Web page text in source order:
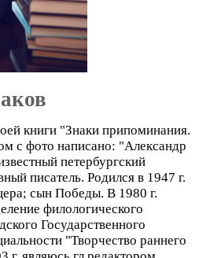
книги "Знаки припоминания.
с фото написано: "Александр
петербургский
писатель. Родился в 1947 г.
сын Победы. В 1980 г.
филологического
Государственного
"Творчество раннего